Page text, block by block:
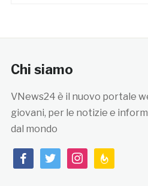
Chi siamo
VNews24 è il nuovo portale
giovani, per le notizie e
dal mondo
facebooktwitterinstagramfeedburner